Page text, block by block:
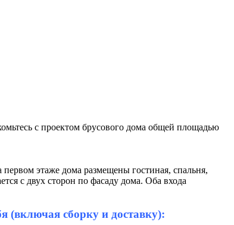
с проектом брусового дома общей площадью
этаже дома размещены гостиная, спальня,
с двух сторон по фасаду дома. Оба входа
(включая сборку и доставку):